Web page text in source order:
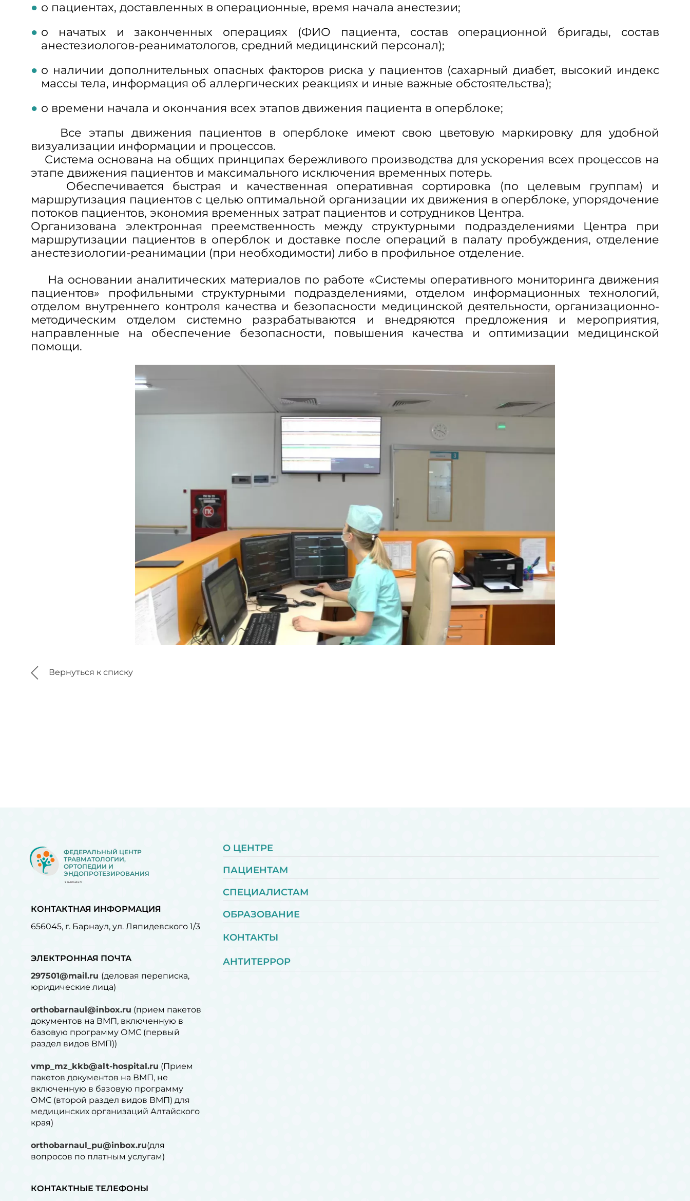
о пациентах, доставленных в операционные, время начала анестезии;
о начатых и законченных операциях (ФИО пациента, состав операционной бригады, состав
анестезиологов-реаниматологов, средний медицинский персонал);
о наличии дополнительных опасных факторов риска у пациентов (сахарный диабет, высокий индекс
массы тела, информация об аллергических реакциях и иные важные обстоятельства);
о времени начала и окончания всех этапов движения пациента в оперблоке;
Все этапы движения пациентов в оперблоке имеют свою цветовую маркировку для удобной
визуализации информации и процессов.
Система основана на общих принципах бережливого производства для ускорения всех процессов на
этапе движения пациентов и максимального исключения временных потерь.
Обеспечивается быстрая и качественная оперативная сортировка (по целевым группам) и
маршрутизация пациентов с целью оптимальной организации их движения в оперблоке, упорядочение
потоков пациентов, экономия временных затрат пациентов и сотрудников Центра.
Организована электронная преемственность между структурными подразделениями Центра при
маршрутизации пациентов в оперблок и доставке после операций в палату пробуждения, отделение
анестезиологии-реанимации (при необходимости) либо в профильное отделение.
На основании аналитических материалов по работе «Системы оперативного мониторинга движения
пациентов» профильными структурными подразделениями, отделом информационных технологий,
отделом внутреннего контроля качества и безопасности медицинской деятельности, организационно-
методическим отделом системно разрабатываются и внедряются предложения и мероприятия,
направленные на обеспечение безопасности, повышения качества и оптимизации медицинской
помощи.
Вернуться к списку
ФЕДЕРАЛЬНЫЙ ЦЕНТР
ТРАВМАТОЛОГИИ,
ОРТОПЕДИИ И
ЭНДОПРОТЕЗИРОВАНИЯ
БАРНАУЛ
КОНТАКТНАЯ ИНФОРМАЦИЯ
656045, г. Барнаул, ул. Ляпидевского 1/3
ЭЛЕКТРОННАЯ ПОЧТА
297501@mail.ru (деловая переписка,
юридические лица)
orthobarnaul@inbox.ru (прием пакетов
документов на ВМП, включенную в
базовую программу ОМС (первый
раздел видов ВМП))
vmp_mz_kkb@alt-hospital.ru (Прием
пакетов документов на ВМП, не
включенную в базовую программу
ОМС (второй раздел видов ВМП) для
медицинских организаций Алтайского
края)
orthobarnaul_pu@inbox.ru(для
вопросов по платным услугам)⁠
КОНТАКТНЫЕ ТЕЛЕФОНЫ
О ЦЕНТРЕ
ПАЦИЕНТАМ
СПЕЦИАЛИСТАМ
ОБРАЗОВАНИЕ
КОНТАКТЫ
АНТИТЕРРОР